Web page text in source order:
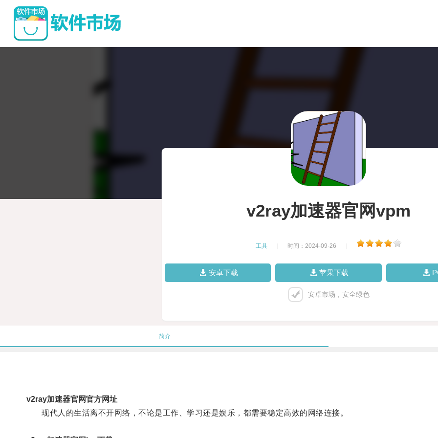
v2ray加速器官网vpm
工具 时间：2024-09-26
安卓下载 苹果下载
安卓市场，安全绿色
简介
v2ray加速器官网官方网址
现代人的生活离不开网络，不论是工作、学习还是娱乐，都需要稳定高效的网络连接。